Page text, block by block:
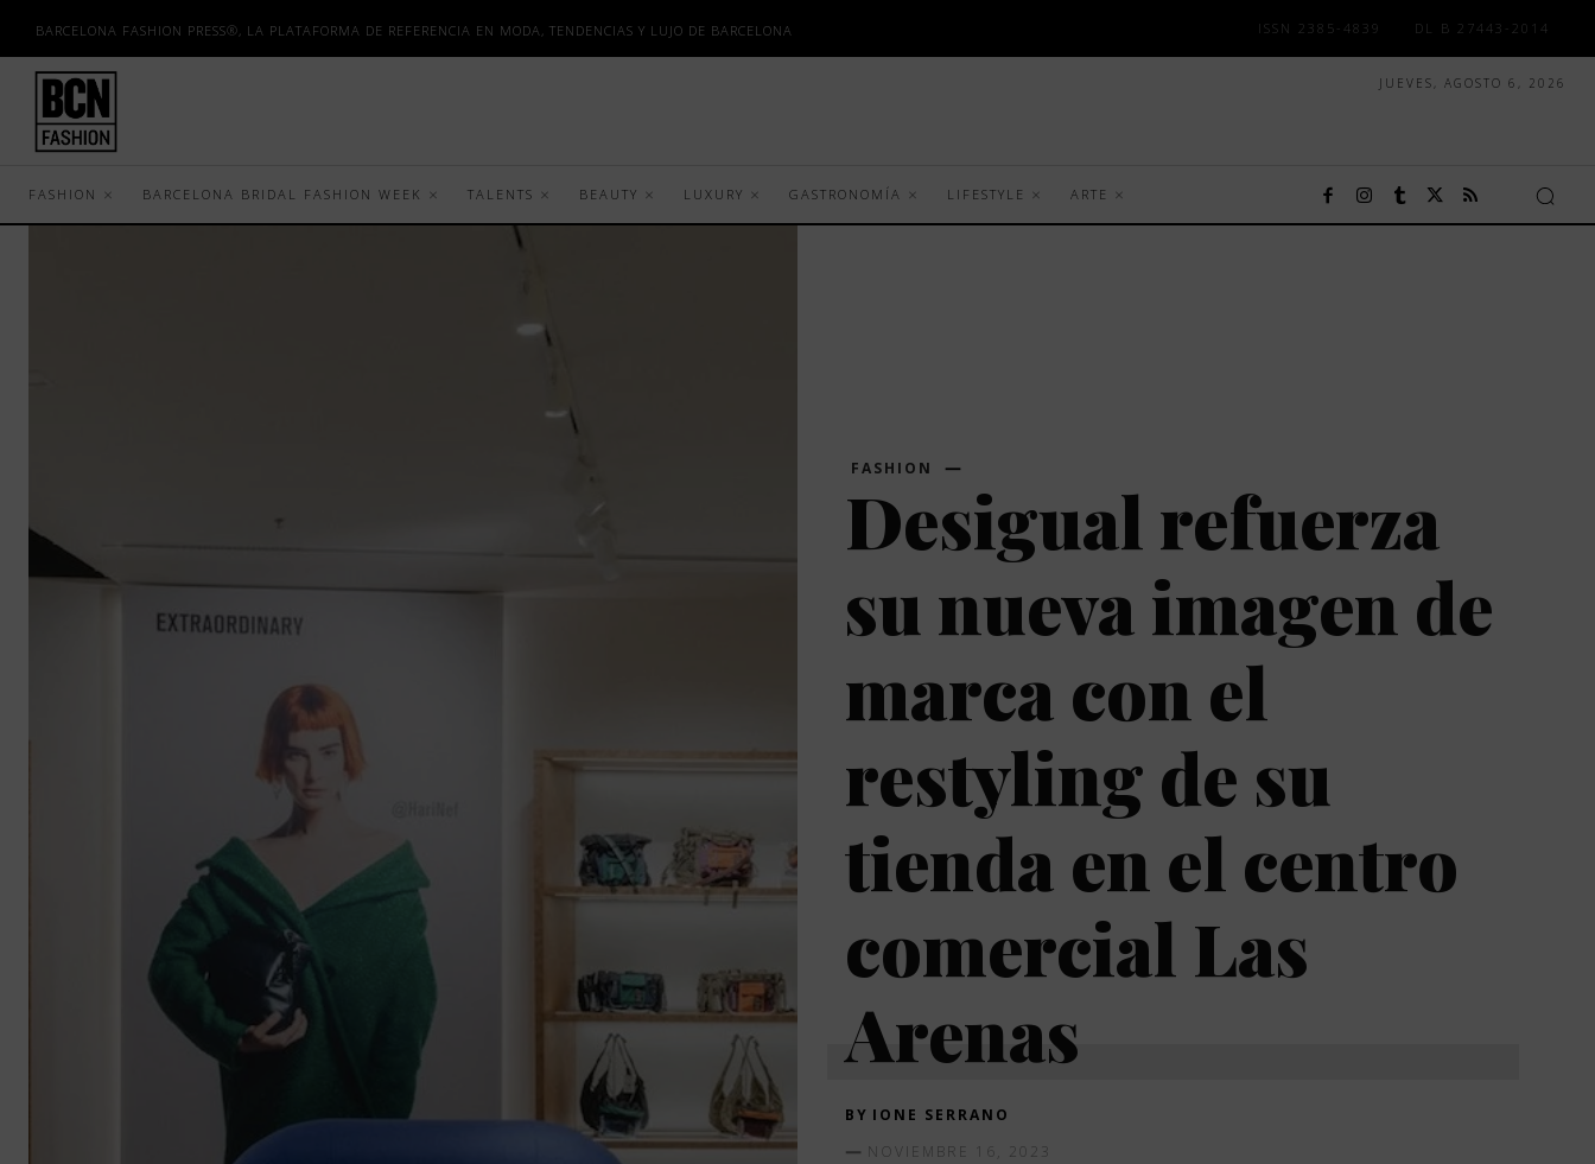
BARCELONA FASHION PRESS®, LA PLATAFORMA DE REFERENCIA EN MODA, TENDENCIAS Y LUJO DE BARCELONA ISSN 2385-4839 DL B 27443-2014
JUEVES, AGOSTO 6, 2026
FASHION BARCELONA BRIDAL FASHION WEEK TALENTS BEAUTY LUXURY GASTRONOMÍA LIFESTYLE ARTE
FASHION
Desigual refuerza
su nueva imagen de
marca con el
restyling de su
tienda en el centro
comercial Las
Arenas
BY IONE SERRANO
NOVIEMBRE 16, 2023